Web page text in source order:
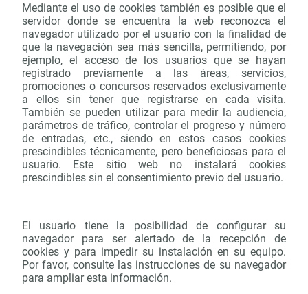
Mediante el uso de cookies también es posible que el
servidor donde se encuentra la web reconozca el
navegador utilizado por el usuario con la finalidad de
que la navegación sea más sencilla, permitiendo, por
ejemplo, el acceso de los usuarios que se hayan
registrado previamente a las áreas, servicios,
promociones o concursos reservados exclusivamente
a ellos sin tener que registrarse en cada visita.
También se pueden utilizar para medir la audiencia,
parámetros de tráfico, controlar el progreso y número
de entradas, etc., siendo en estos casos cookies
prescindibles técnicamente, pero beneficiosas para el
usuario. Este sitio web no instalará cookies
prescindibles sin el consentimiento previo del usuario.
El usuario tiene la posibilidad de configurar su
navegador para ser alertado de la recepción de
cookies y para impedir su instalación en su equipo.
Por favor, consulte las instrucciones de su navegador
para ampliar esta información.